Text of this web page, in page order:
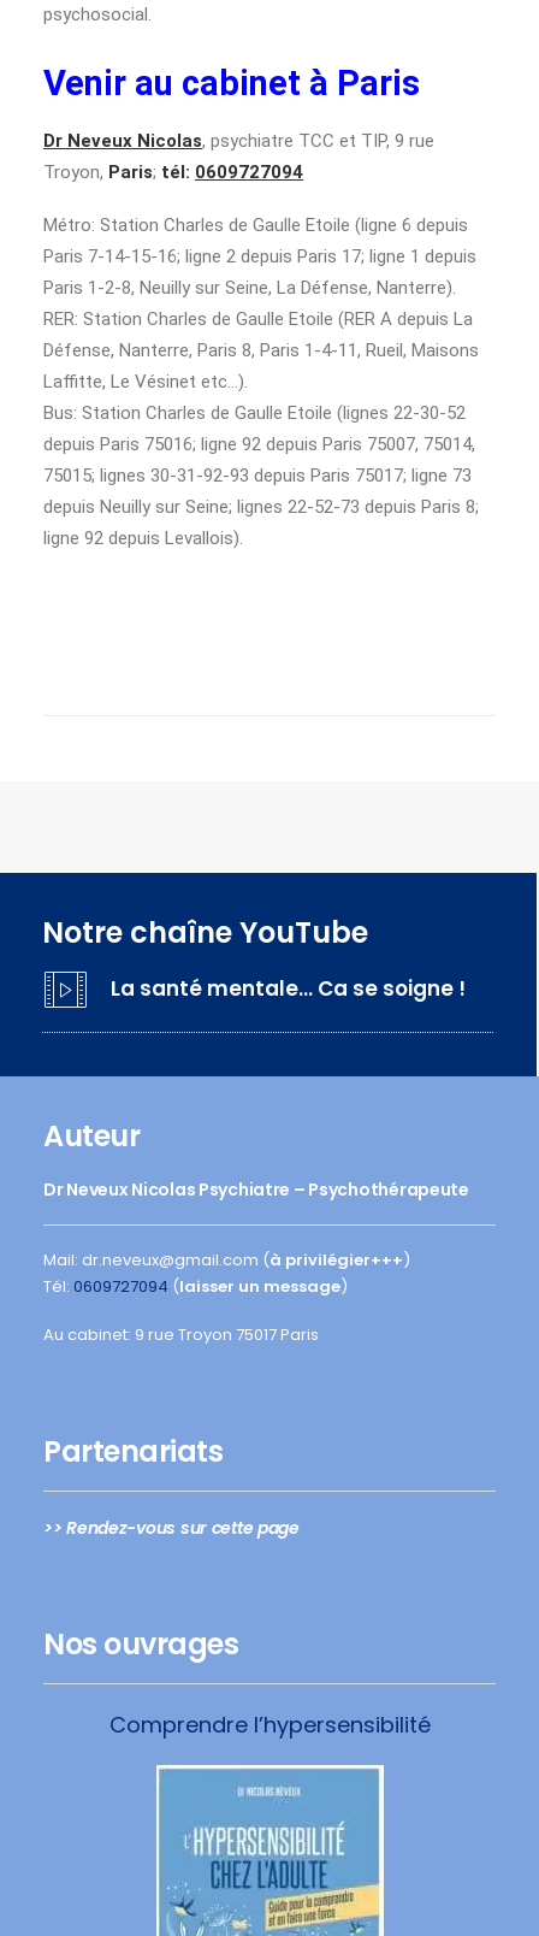
psychosocial.
Venir au cabinet à Paris
Dr Neveux Nicolas, psychiatre TCC et TIP, 9 rue
Troyon, Paris; tél: 0609727094
Métro: Station Charles de Gaulle Etoile (ligne 6 depuis
Paris 7-14-15-16; ligne 2 depuis Paris 17; ligne 1 depuis
Paris 1-2-8, Neuilly sur Seine, La Défense, Nanterre).
RER: Station Charles de Gaulle Etoile (RER A depuis La
Défense, Nanterre, Paris 8, Paris 1-4-11, Rueil, Maisons
Laffitte, Le Vésinet etc…).
Bus: Station Charles de Gaulle Etoile (lignes 22-30-52
depuis Paris 75016; ligne 92 depuis Paris 75007, 75014,
75015; lignes 30-31-92-93 depuis Paris 75017; ligne 73
depuis Neuilly sur Seine; lignes 22-52-73 depuis Paris 8;
ligne 92 depuis Levallois).
Notre chaîne YouTube
La santé mentale… Ca se soigne !
Auteur
Dr Neveux Nicolas Psychiatre – Psychothérapeute
Mail: dr.neveux@gmail.com (à privilégier+++)
Tél: 0609727094 (laisser un message)
Au cabinet: 9 rue Troyon 75017 Paris
Partenariats
>> Rendez-vous sur cette page
Nos ouvrages
Comprendre l’hypersensibilité